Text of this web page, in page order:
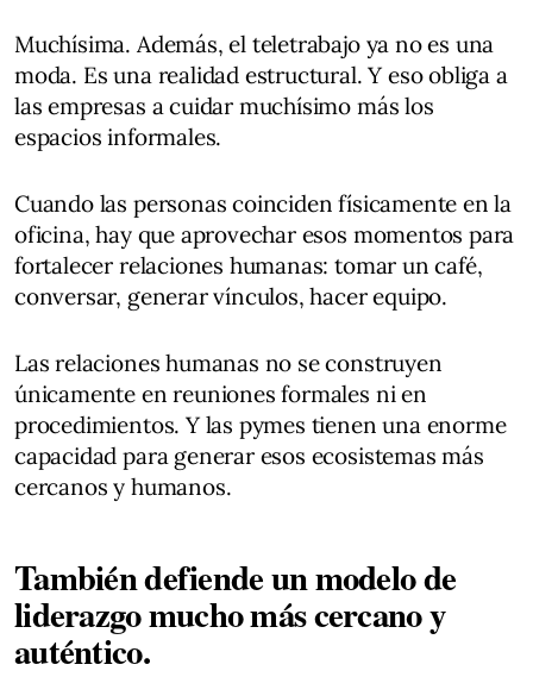
Muchísima. Además, el teletrabajo ya no es una
moda. Es una realidad estructural. Y eso obliga a
las empresas a cuidar muchísimo más los
espacios informales.
Cuando las personas coinciden físicamente en la
oficina, hay que aprovechar esos momentos para
fortalecer relaciones humanas: tomar un café,
conversar, generar vínculos, hacer equipo.
Las relaciones humanas no se construyen
únicamente en reuniones formales ni en
procedimientos. Y las pymes tienen una enorme
capacidad para generar esos ecosistemas más
cercanos y humanos.
También defiende un modelo de
liderazgo mucho más cercano y
auténtico.